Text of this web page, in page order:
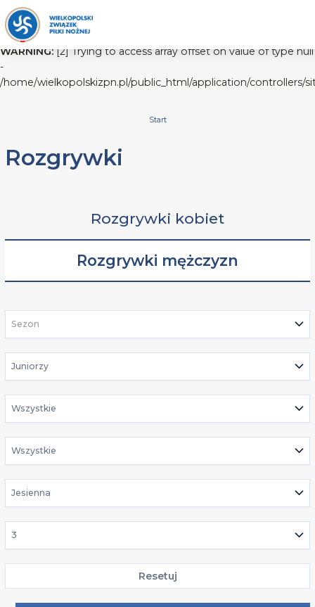
WARNING:[2] Trying to access array offset on value of type null
-
/home/wielkopolskizpn.pl/public_html/application/controllers/
Start
Rozgrywki
Rozgrywki kobiet
Rozgrywki mężczyzn
Sezon
Juniorzy
Wszystkie
Wszystkie
Jesienna
3
Resetuj